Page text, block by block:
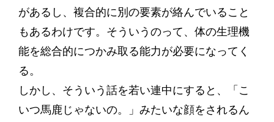
があるし、複合的に別の要素が絡んでいること
もあるわけです。そういうのって、体の生理機
能を総合的につかみ取る能力が必要になってく
る。
しかし、そういう話を若い連中にすると、「こ
いつ馬鹿じゃないの。」みたいな顔をされるん